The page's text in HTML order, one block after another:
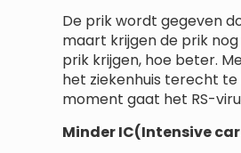
De prik wordt gegeven
maart krijgen de prik
prik krijgen, hoe beter.
het ziekenhuis terecht
moment gaat het RS-
Minder IC(Intensive